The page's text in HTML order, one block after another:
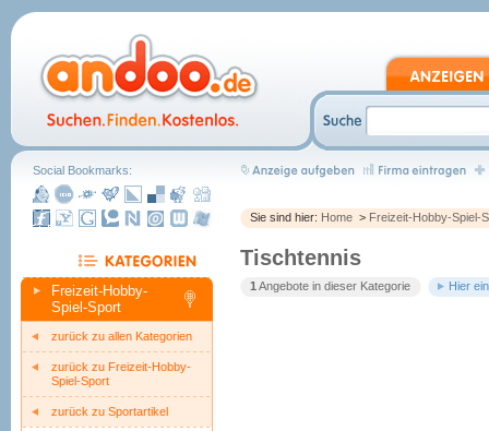
Sie sind hier: Home > Freizeit-Hobby-Spiel-
Tischtennis
1 Angebote in dieser Kategorie Hier
Social Bookmarks:
Freizeit-Hobby-
Spiel-Sport
zurück zu allen Kategorien
zurück zu Freizeit-Hobby-
Spiel-Sport
zurück zu Sportartikel